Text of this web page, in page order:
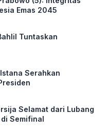
Emas 2045
Tuntaskan
Serahkan
Selamat dari Lubang
Semifinal